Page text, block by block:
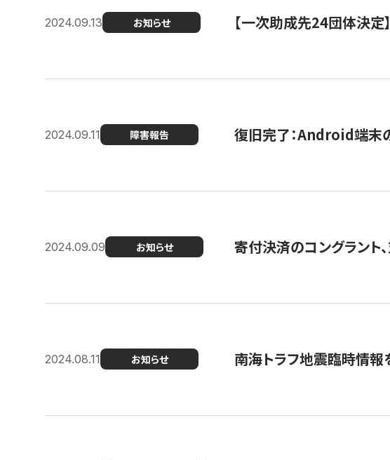
2024.09.13 お知らせ 【一次助成先24団体決
2024.09.11 障害報告 復旧完了：Android端末
2024.09.09 お知らせ 寄付決済のコングラント
2024.08.11 お知らせ 南海トラフ地震臨時情報